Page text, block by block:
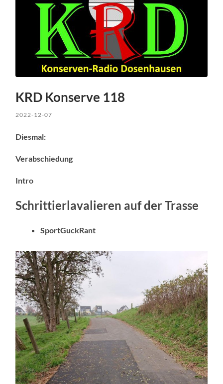
KRD Konserve 118
2022-12-07
Diesmal:
Verabschiedung
Intro
Schrittierlavalieren auf der Trasse
SportGuckRant